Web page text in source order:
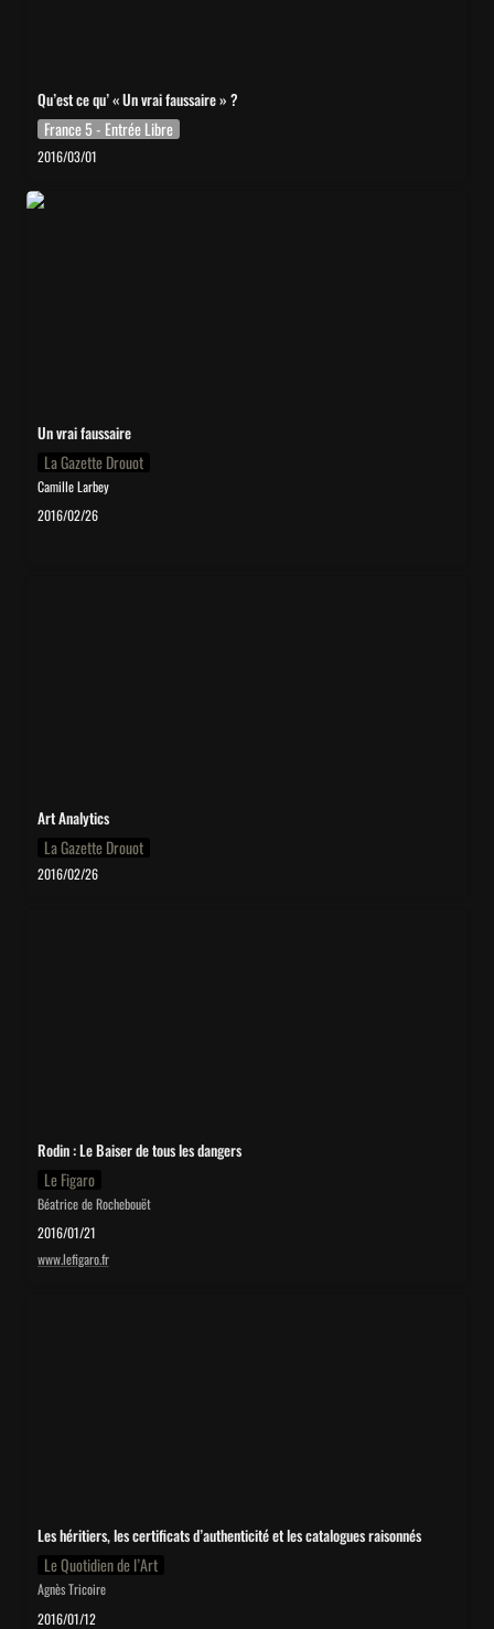
Qu’est ce qu’ « Un vrai faussaire » ?
France 5 - Entrée Libre
2016/03/01
Un vrai faussaire
Un vrai faussaire
La Gazette Drouot
Camille Larbey
2016/02/26
Art Analytics
La Gazette Drouot
2016/02/26
Rodin : Le Baiser de tous les dangers
Le Figaro
Béatrice de Rochebouët
2016/01/21
www.lefigaro.fr
Les héritiers, les certificats d’authenticité et les catalogues raisonnés
Le Quotidien de l’Art
Agnès Tricoire
2016/01/12